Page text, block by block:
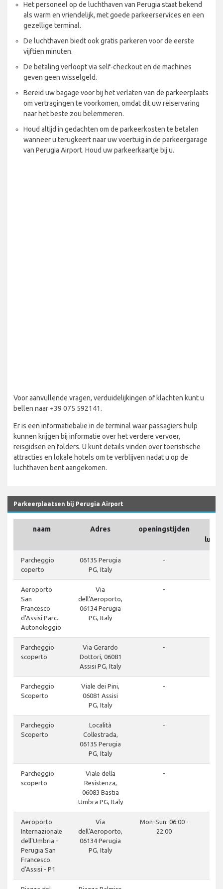
Het personeel op de luchthaven van Perugia staat bekend
als warm en vriendelijk, met goede parkeerservices en een
gezellige terminal.
De luchthaven biedt ook gratis parkeren voor de eerste
vijftien minuten.
De betaling verloopt via self-checkout en de machines
geven geen wisselgeld.
Bereid uw bagage voor bij het verlaten van de parkeerplaats
om vertragingen te voorkomen, omdat dit uw reiservaring
naar het beste zou belemmeren.
Houd altijd in gedachten om de parkeerkosten te betalen
wanneer u terugkeert naar uw voertuig in de parkeergarage
van Perugia Airport. Houd uw parkeerkaartje bij u.
Voor aanvullende vragen, verduidelijkingen of klachten kunt u
bellen naar +39 075 592141.
Er is een informatiebalie in de terminal waar passagiers hulp
kunnen krijgen bij informatie over het verdere vervoer,
reisgidsen en folders. U kunt details vinden over toeristische
attracties en lokale hotels om te verblijven nadat u op de
luchthaven bent aangekomen.
Parkeerplaatsen bij Perugia Airport
naam Adres
openingstijden
Parcheggio
coperto
06135 Perugia
PG, Italy
-
Aeroporto
San
Francesco
d'Assisi Parc.
Autonoleggio
Via
dell'Aeroporto,
06134 Perugia
PG, Italy
-
Parcheggio
scoperto
Via Gerardo
Dottori, 06081
Assisi PG, Italy
-
Parcheggio
Scoperto
Viale dei Pini,
06081 Assisi
PG, Italy
-
Parcheggio
Scoperto
Località
Collestrada,
06135 Perugia
PG, Italy
-
Parcheggio
scoperto
Viale della
Resistenza,
06083 Bastia
Umbra PG, Italy
-
Aeroporto
Internazionale
dell'Umbria -
Perugia San
Francesco
d'Assisi - P1
Via
dell'Aeroporto,
06134 Perugia
PG, Italy
Mon-Sun: 06:00 -
22:00